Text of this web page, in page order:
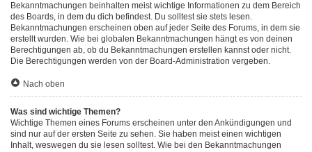
Bekanntmachungen beinhalten meist wichtige Informationen zu dem Bereich
des Boards, in dem du dich befindest. Du solltest sie stets lesen.
Bekanntmachungen erscheinen oben auf jeder Seite des Forums, in dem sie
erstellt wurden. Wie bei globalen Bekanntmachungen hängt es von deinen
Berechtigungen ab, ob du Bekanntmachungen erstellen kannst oder nicht.
Die Berechtigungen werden von der Board-Administration vergeben.
Nach oben
Was sind wichtige Themen?
Wichtige Themen eines Forums erscheinen unter den Ankündigungen und
sind nur auf der ersten Seite zu sehen. Sie haben meist einen wichtigen
Inhalt, weswegen du sie lesen solltest. Wie bei den Bekanntmachungen